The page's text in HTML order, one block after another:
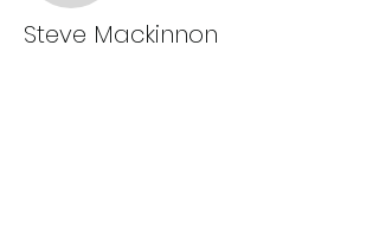
Steve Mackinnon